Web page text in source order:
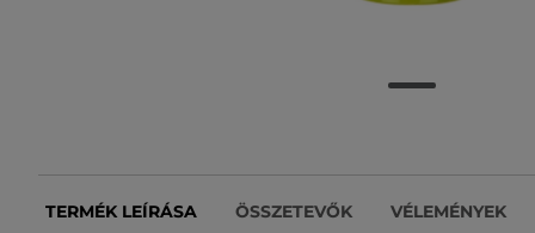
TERMÉK LEÍRÁSA ÖSSZETEVŐK VÉLEMÉNYEK